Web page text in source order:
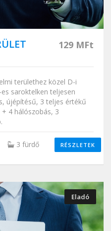
129 MFt
területhez közel D-i
saroktelken teljesen
újépítésű, 3 teljes értékű
4 hálószobás, 3
3 fürdő RÉSZLETEK
Eladó